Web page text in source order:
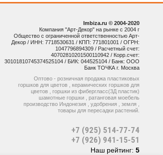
Imbiza.ru © 2004-2020
Компания "Арт-Декор" на рынке с 2004 г
Общество с ограниченной ответственностью Арт-
Декор / ИНН: 7718530631 / КПП: 771801001 / ОГРН:
1047796894309 / Расчетный счет:
40702810201500110942 / Корр.счет:
30101810745374525104 / БИК: 044525104 / Банк: ООО
Банк ТОЧКА г. Москва
Оптово - розничная продажа пластиковых
горшков для цветов , керамических горшков для
цветов , горшки из фибергласс(3Д пластик)
шамотные горшки , ратанговая моебель
производство Индонезия , удобрения , земля ,
товары для пересадки растений.
+7 (925) 514-77-74
+7 (926) 941-15-51
Наш рейтинг: 5